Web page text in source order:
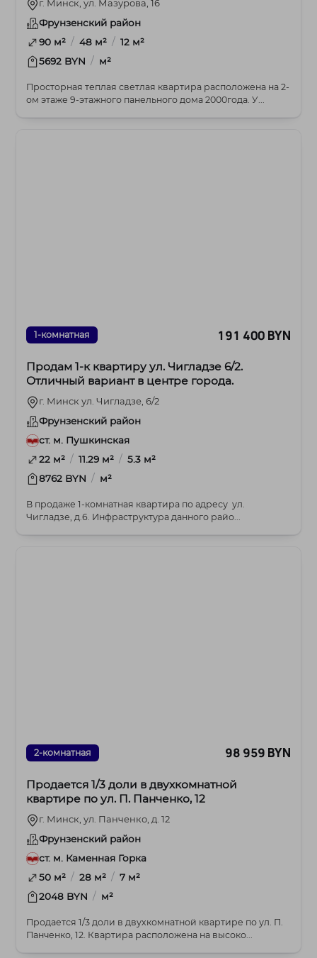
г. Минск, ул. Мазурова, 16
Фрунзенский район
90 м² / 48 м² / 12 м²
5692 BYN / м²
Просторная теплая светлая квартира расположена на 2-
ом этаже 9-этажного панельного дома 2000года. У...
1-комнатная 191 400 BYN
Продам 1-к квартиру ул. Чигладзе 6/2.
Отличный вариант в центре города.
г. Минск ул. Чигладзе, 6/2
Фрунзенский район
ст. м. Пушкинская
22 м² / 11.29 м² / 5.3 м²
8762 BYN / м²
В продаже 1-комнатная квартира по адресу ул.
Чигладзе, д.6. Инфраструктура данного райо...
2-комнатная 98 959 BYN
Продается 1/3 доли в двухкомнатной
квартире по ул. П. Панченко, 12
г. Минск, ул. Панченко, д. 12
Фрунзенский район
ст. м. Каменная Горка
50 м² / 28 м² / 7 м²
2048 BYN / м²
Продается 1/3 доли в двухкомнатной квартире по ул. П.
Панченко, 12. Квартира расположена на высоко...